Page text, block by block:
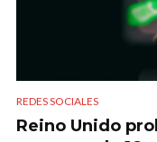
REDES SOCIALES
Reino Unido